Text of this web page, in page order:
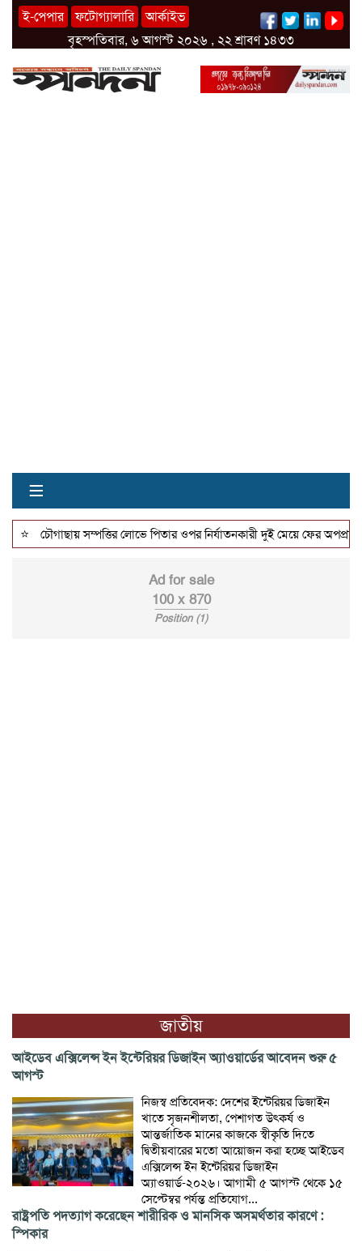
ই-পেপার ফটোগ্যালারি
আর্কাইভ
বৃহস্পতিবার, ৬ আগস্ট ২০২৬ , ২২ শ্রাবণ ১৪৩৩
≡
চৌগাছায় সম্পত্তির লোভে পিতার ওপর নির্যাতনকারী দুই মেয়ে ফের অপপ্রচারে
Ad for sale
100 x 870
Position (1)
জাতীয়
আইডেব এক্সিলেন্স ইন ইন্টেরিয়র ডিজাইন অ্যাওয়ার্ডের আবেদন শুরু ৫
আগস্ট
নিজস্ব প্রতিবেদক: দেশের ইন্টেরিয়র ডিজাইন
খাতে সৃজনশীলতা, পেশাগত উৎকর্ষ ও
আন্তর্জাতিক মানের কাজকে স্বীকৃতি দিতে
দ্বিতীয়বারের মতো আয়োজন করা হচ্ছে আইডেব
এক্সিলেন্স ইন ইন্টেরিয়র ডিজাইন
অ্যাওয়ার্ড-২০২৬। আগামী ৫ আগস্ট থেকে ১৫
সেপ্টেম্বর পর্যন্ত প্রতিযোগ...
রাষ্ট্রপতি পদত্যাগ করেছেন শারীরিক ও মানসিক অসমর্থতার কারণে :
স্পিকার